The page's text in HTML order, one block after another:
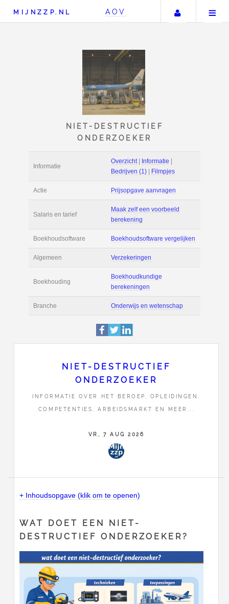
MIJNZZP.NL AOV Uw
NIET-DESTRUCTIEF
ONDERZOEKER
Bedrijven (1)
Salaris en tarief
berekening
Boekhoudsoftware
Boekhoudkundige
berekeningen
NIET-DESTRUCTIEF
ONDERZOEKER
INFORMATIE OVER HET BEROEP, OPLEIDINGEN,
COMPETENTIES, ARBEIDSMARKT EN MEER...
VR, 7 AUG 2026
+ Inhoudsopgave (klik om te openen)
WAT DOET EEN NIET-
DESTRUCTIEF ONDERZOEKER?